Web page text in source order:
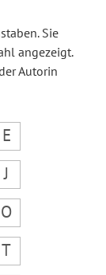
Sie
angezeigt.
Autorin
E
J
O
T